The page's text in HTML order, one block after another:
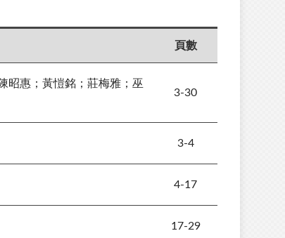
頁數
昭惠；黃愷銘；莊梅雅；巫
3-30
3-4
4-17
17-29